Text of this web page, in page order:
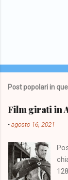
Post popolari in
Film girati in
-agosto 16, 2021